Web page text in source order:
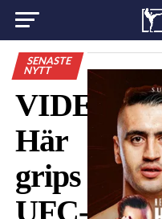
SENASTE
NYTT
VIDEO:
Här
grips
UFC-